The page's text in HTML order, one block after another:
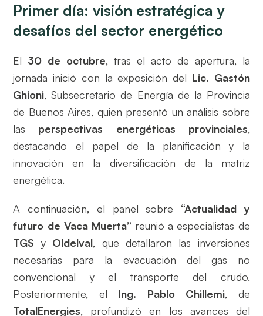
Primer día: visión estratégica y
desafíos del sector energético
El 30 de octubre, tras el acto de apertura, la
jornada inició con la exposición del Lic. Gastón
Ghioni, Subsecretario de Energía de la Provincia
de Buenos Aires, quien presentó un análisis sobre
las perspectivas energéticas provinciales,
destacando el papel de la planificación y la
innovación en la diversificación de la matriz
energética.
A continuación, el panel sobre “Actualidad y
futuro de Vaca Muerta” reunió a especialistas de
TGS y Oldelval, que detallaron las inversiones
necesarias para la evacuación del gas no
convencional y el transporte del crudo.
Posteriormente, el Ing. Pablo Chillemi, de
TotalEnergies, profundizó en los avances del